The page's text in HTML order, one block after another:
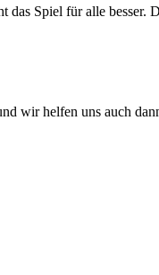
Spiel für alle besser.
wir helfen uns auch